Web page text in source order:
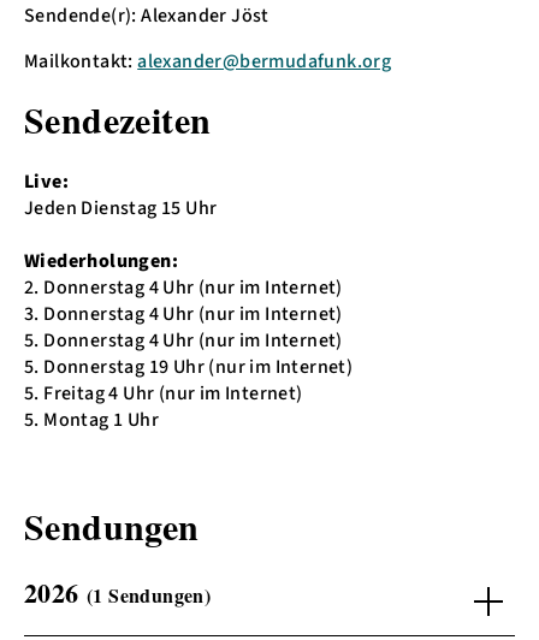
Sendende(r): Alexander Jöst
Mailkontakt:alexander@bermudafunk.org
Sendezeiten
Live:
Jeden Dienstag 15 Uhr
Wiederholungen:
2. Donnerstag 4 Uhr (nur im Internet)
3. Donnerstag 4 Uhr (nur im Internet)
5. Donnerstag 4 Uhr (nur im Internet)
5. Donnerstag 19 Uhr (nur im Internet)
5. Freitag 4 Uhr (nur im Internet)
5. Montag 1 Uhr
Sendungen
2026 (1 Sendungen)